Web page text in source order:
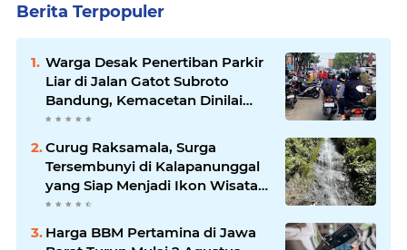
Berita Terpopuler
Warga Desak Penertiban Parkir
Liar di Jalan Gatot Subroto
Bandung, Kemacetan Dinilai
Makin Mengkhawatirkan
Curug Raksamala, Surga
Tersembunyi di Kalapanunggal
yang Siap Menjadi Ikon Wisata
Alam Baru Kabupaten
Harga BBM Pertamina di Jawa